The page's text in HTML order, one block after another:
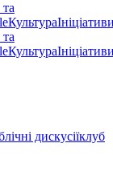
Культура
Культура
дискусіїклуб